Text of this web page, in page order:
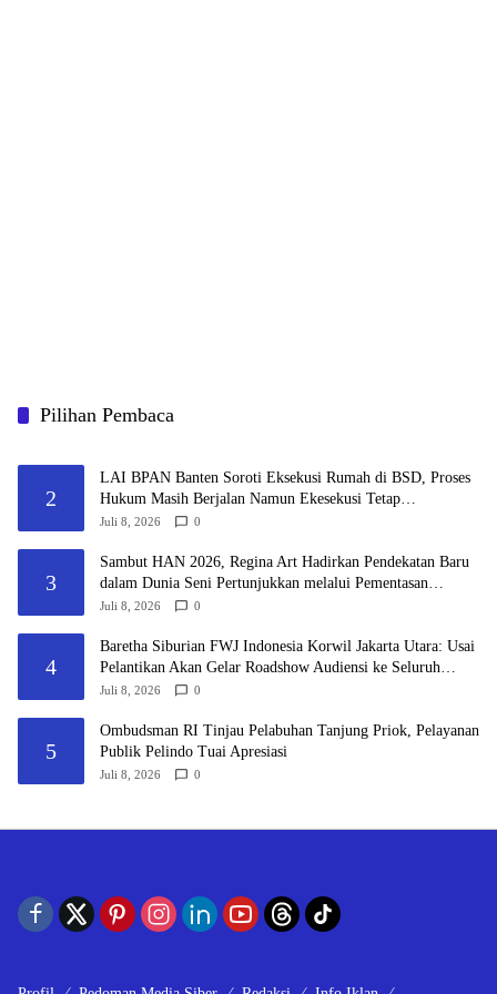
Pilihan Pembaca
2
LAI BPAN Banten Soroti Eksekusi Rumah di BSD, Proses
Hukum Masih Berjalan Namun Ekesekusi Tetap
Dilaksanakan “Keadilan Tidak Boleh Berhenti Pada
Juli 8, 2026 0
3
Sambut HAN 2026, Regina Art Hadirkan Pendekatan Baru
dalam Dunia Seni Pertunjukkan melalui Pementasan
Fantasy Land
Juli 8, 2026 0
4
Baretha Siburian FWJ Indonesia Korwil Jakarta Utara: Usai
Pelantikan Akan Gelar Roadshow Audiensi ke Seluruh
Pemangku Kepentingan
Juli 8, 2026 0
5
Ombudsman RI Tinjau Pelabuhan Tanjung Priok, Pelayanan
Publik Pelindo Tuai Apresiasi
Juli 8, 2026 0